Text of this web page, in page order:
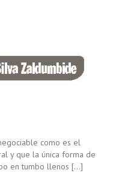
como es el
y que la única forma de
en tumbo llenos […]